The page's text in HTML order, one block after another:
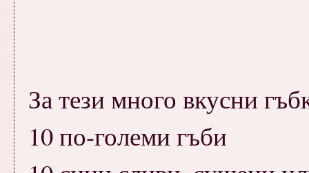
За тези много вкусни
10 по-големи гъби